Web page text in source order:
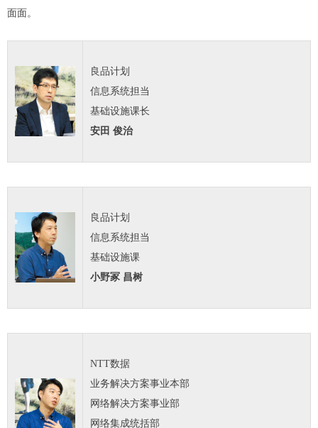
面面。
良品计划
信息系统担当
基础设施课长
安田 俊治
良品计划
信息系统担当
基础设施课
小野冢 昌树
NTT数据
业务解决方案事业本部
网络解决方案事业部
网络集成统括部